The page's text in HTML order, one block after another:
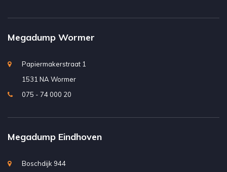
Megadump Wormer
Papiermakerstraat 1
1531 NA Wormer
075 - 74 000 20
Megadump Eindhoven
Boschdijk 944